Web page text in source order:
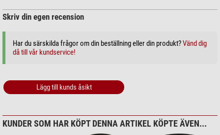
Skriv din egen recension
Har du särskilda frågor om din beställning eller din produkt?Vänd dig
då till vår kundservice!
Lägg till kunds åsikt
KUNDER SOM HAR KÖPT DENNA ARTIKEL KÖPTE ÄVEN...